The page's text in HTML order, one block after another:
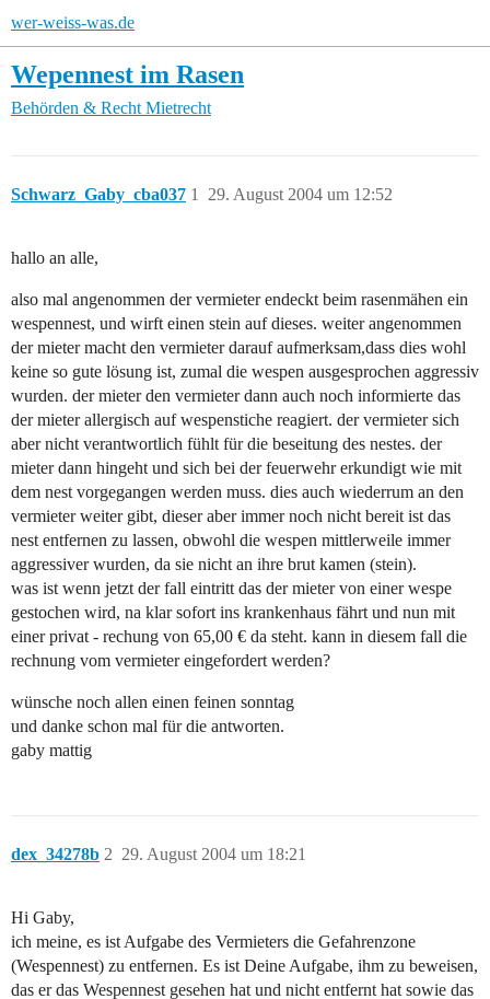
wer-weiss-was.de
Wepennest im Rasen
Behörden & Recht Mietrecht
Schwarz_Gaby_cba037 29. August 2004 um 12:52
1
hallo an alle,
also mal angenommen der vermieter endeckt beim rasenmähen ein
wespennest, und wirft einen stein auf dieses. weiter angenommen
der mieter macht den vermieter darauf aufmerksam,dass dies wohl
keine so gute lösung ist, zumal die wespen ausgesprochen aggressiv
wurden. der mieter den vermieter dann auch noch informierte das
der mieter allergisch auf wespenstiche reagiert. der vermieter sich
aber nicht verantwortlich fühlt für die beseitung des nestes. der
mieter dann hingeht und sich bei der feuerwehr erkundigt wie mit
dem nest vorgegangen werden muss. dies auch wiederrum an den
vermieter weiter gibt, dieser aber immer noch nicht bereit ist das
nest entfernen zu lassen, obwohl die wespen mittlerweile immer
aggressiver wurden, da sie nicht an ihre brut kamen (stein).
was ist wenn jetzt der fall eintritt das der mieter von einer wespe
gestochen wird, na klar sofort ins krankenhaus fährt und nun mit
einer privat - rechung von 65,00 € da steht. kann in diesem fall die
rechnung vom vermieter eingefordert werden?
wünsche noch allen einen feinen sonntag
und danke schon mal für die antworten.
gaby mattig
dex_34278b 29. August 2004 um 18:21
2
Hi Gaby,
ich meine, es ist Aufgabe des Vermieters die Gefahrenzone
(Wespennest) zu entfernen. Es ist Deine Aufgabe, ihm zu beweisen,
das er das Wespennest gesehen hat und nicht entfernt hat sowie das